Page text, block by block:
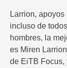
Larrion,
incluso de
hombres, la
es Miren
de EiTB Focus,